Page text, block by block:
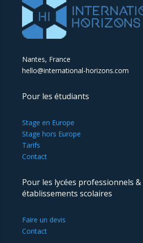
Nantes, France
hello@international-horizons.com
Pour les étudiants
Stage en Europe
Stage hors Europe
Tarifs
Contact
Pour les lycées professionnels
établissements scolaires
Faire un devis
Contact